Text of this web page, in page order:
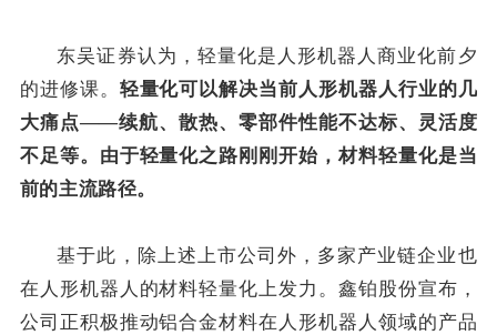
东吴证券认为，轻量化是人形机器人商业化前夕
的进修课。
轻量化可以解决当前人形机器人行业的几
大痛点——续航、散热、零部件性能不达标、灵活度
不足等。由于轻量化之路刚刚开始，材料轻量化是当
前的主流路径。
基于此，除上述上市公司外，多家产业链企业也
在人形机器人的材料轻量化上发力。鑫铂股份宣布，
公司正积极推动铝合金材料在人形机器人领域的产品